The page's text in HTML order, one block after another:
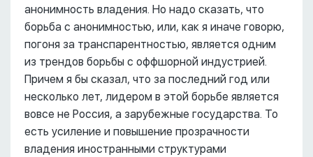
анонимность владения. Но надо сказать, что
борьба с анонимностью, или, как я иначе говорю,
погоня за транспарентностью, является одним
из трендов борьбы с оффшорной индустрией.
Причем я бы сказал, что за последний год или
несколько лет, лидером в этой борьбе является
вовсе не Россия, а зарубежные государства. То
есть усиление и повышение прозрачности
владения иностранными структурами